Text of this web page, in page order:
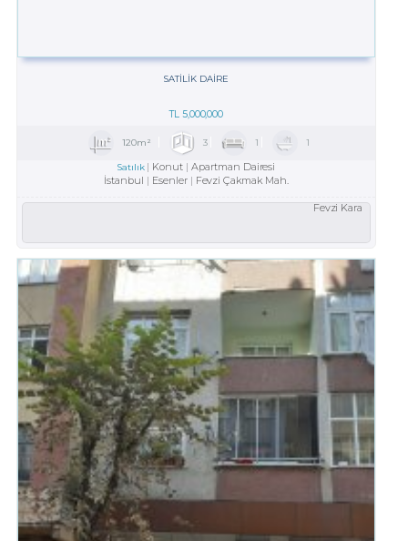
SATILIK DAIRE
TL5,000,000
120m² 3 1 1
Satılık Konut
Apartman Dairesi
İstanbul
Esenler Fevzi Çakmak Mah.
Fevzi Kara